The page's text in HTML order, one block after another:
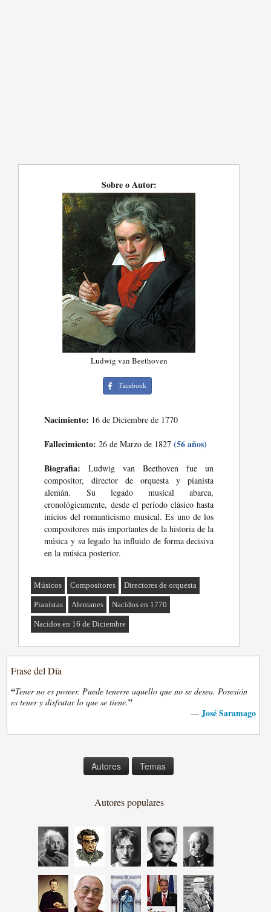
Sobre o Autor:
Ludwig van Beethoven
Facebook
Nacimiento: 16 de Diciembre de 1770
Fallecimiento: 26 de Marzo de 1827(56 años)
Biografia: Ludwig van Beethoven fue un
compositor, director de orquesta y pianista
alemán. Su legado musical abarca,
cronológicamente, desde el período clásico hasta
inicios del romanticismo musical. Es uno de los
compositores más importantes de la historia de la
música y su legado ha influido de forma decisiva
en la música posterior.
Músicos Compositores Directores de orquesta
Pianistas Alemanes Nacidos en 1770
Nacidos en 16 de Diciembre
Frase del Día
“Tener no es poseer. Puede tenerse aquello que no se desea. Posesión
es tener y disfrutar lo que se tiene.”
— José Saramago
Autores Temas
Autores populares